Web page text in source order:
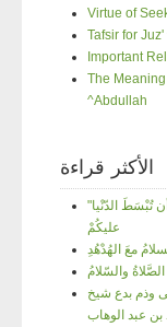
Virtue of
Tafsir for
Important
The
^Abdullah
الأكثر قراءة
"حديث "ما الفقرَ أخْشَى عليكُمْ ولكنِّي أخشى أن تُبْسَطَ الدّنْيا
عليكُمْ
معَ الهُدْهُدِ
والسّلامُ
وذم بدع شيخ
بن عبد الوهاب